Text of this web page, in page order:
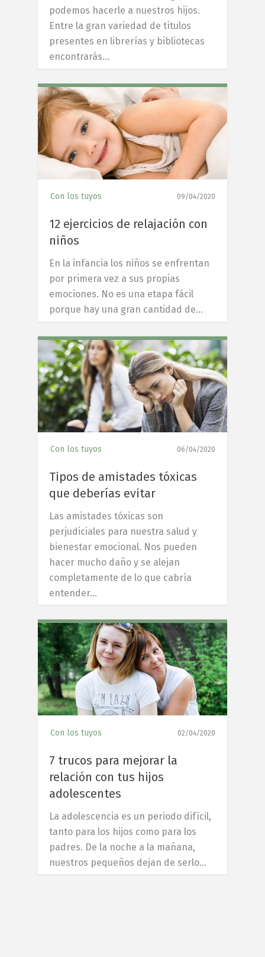
podemos hacerle a nuestros hijos.
Entre la gran variedad de títulos
presentes en librerías y bibliotecas
encontrarás…
Con los tuyos 09/04/2020
12 ejercicios de relajación con
niños
En la infancia los niños se enfrentan
por primera vez a sus propias
emociones. No es una etapa fácil
porque hay una gran cantidad de…
8
Con los tuyos 06/04/2020
Tipos de amistades tóxicas
que deberías evitar
Las amistades tóxicas son
perjudiciales para nuestra salud y
bienestar emocional. Nos pueden
hacer mucho daño y se alejan
completamente de lo que cabría
entender…
5
Con los tuyos 02/04/2020
7 trucos para mejorar la
relación con tus hijos
adolescentes
La adolescencia es un periodo difícil,
tanto para los hijos como para los
padres. De la noche a la mañana,
nuestros pequeños dejan de serlo…
6